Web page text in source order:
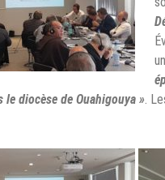
diocèse de Ouahigouya ».